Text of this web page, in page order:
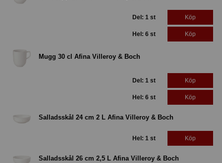
Del: 1 st Köp
Hel: 6 st Köp
Mugg 30 cl Afina Villeroy & Boch
Del: 1 st Köp
Hel: 6 st Köp
Salladsskål 24 cm 2 L Afina Villeroy & Boch
Hel: 1 st Köp
Salladsskål 26 cm 2,5 L Afina Villeroy & Boch